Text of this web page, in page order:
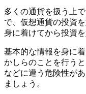
多くの通貨を扱う上
で、仮想通貨の投資
身に着けてから投資
基本的な情報を身に
かしらのことを行う
などに遭う危険性が
ましょう。